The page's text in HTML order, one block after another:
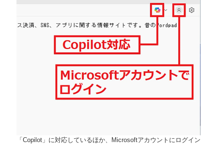
「Copilot」に対応しているほか、Microsoftアカウントにログイン